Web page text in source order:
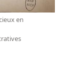
en